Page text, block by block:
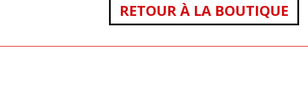
RETOUR À LA BOUTIQUE